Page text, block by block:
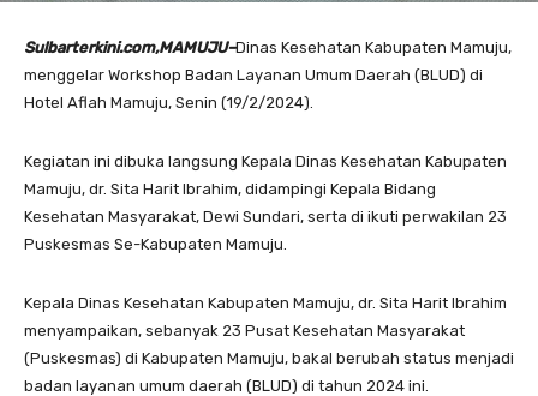
Sulbarterkini.com,MAMUJU–Dinas Kesehatan Kabupaten Mamuju,
menggelar Workshop Badan Layanan Umum Daerah (BLUD) di
Hotel Aflah Mamuju, Senin (19/2/2024).
Kegiatan ini dibuka langsung Kepala Dinas Kesehatan Kabupaten
Mamuju, dr. Sita Harit Ibrahim, didampingi Kepala Bidang
Kesehatan Masyarakat, Dewi Sundari, serta di ikuti perwakilan 23
Puskesmas Se-Kabupaten Mamuju.
Kepala Dinas Kesehatan Kabupaten Mamuju, dr. Sita Harit Ibrahim
menyampaikan, sebanyak 23 Pusat Kesehatan Masyarakat
(Puskesmas) di Kabupaten Mamuju, bakal berubah status menjadi
badan layanan umum daerah (BLUD) di tahun 2024 ini.